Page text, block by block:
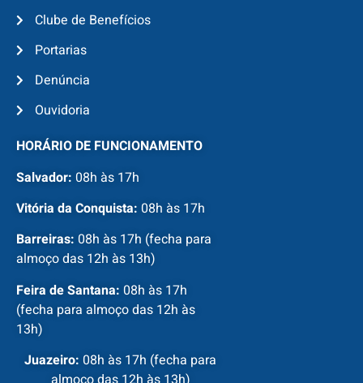
Clube de Benefícios
Portarias
Denúncia
Ouvidoria
HORÁRIO DE FUNCIONAMENTO
Salvador: 08h às 17h
Vitória da Conquista: 08h às 17h
Barreiras: 08h às 17h (fecha para
almoço das 12h às 13h)
Feira de Santana: 08h às 17h
(fecha para almoço das 12h às
13h)
Juazeiro: 08h às 17h (fecha para